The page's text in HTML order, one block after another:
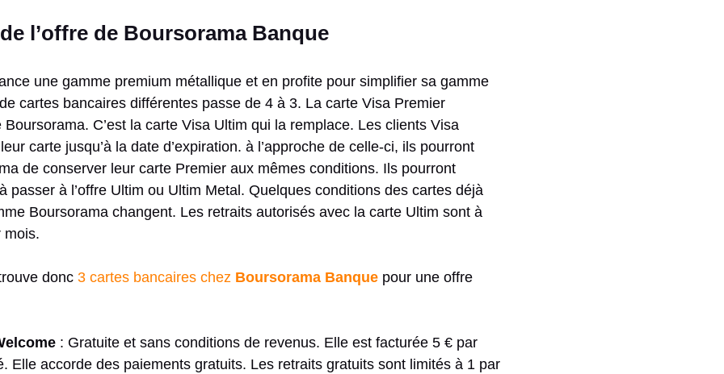
l’offre de Boursorama Banque
une gamme premium métallique et en profite pour simplifier sa gamme
cartes bancaires différentes passe de 4 à 3. La carte Visa Premier
Boursorama. C’est la carte Visa Ultim qui la remplace. Les clients Visa
carte jusqu’à la date d’expiration. à l’approche de celle-ci, ils pourront
de conserver leur carte Premier aux mêmes conditions. Ils pourront
passer à l’offre Ultim ou Ultim Metal. Quelques conditions des cartes déjà
Boursorama changent. Les retraits autorisés avec la carte Ultim sont à
mois.
donc 3 cartes bancaires chez Boursorama Banque pour une offre
: Gratuite et sans conditions de revenus. Elle est facturée 5 € par
Elle accorde des paiements gratuits. Les retraits gratuits sont limités à 1 par